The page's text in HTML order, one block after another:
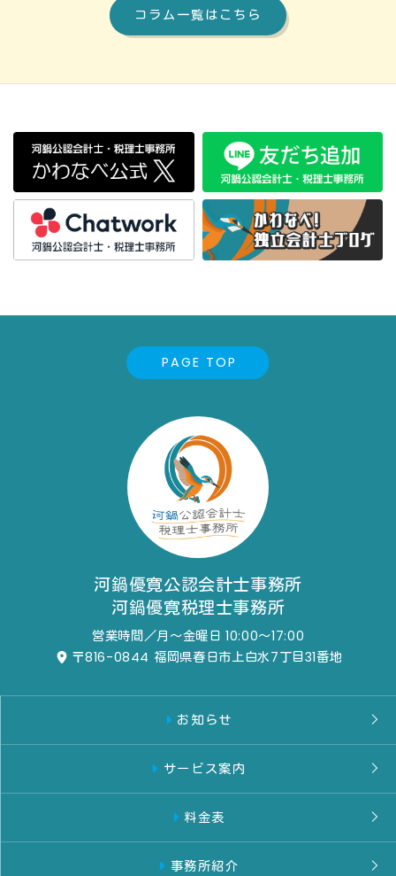
コラム一覧はこちら
PAGE TOP
河鍋優寛公認会計士事務所
河鍋優寛税理士事務所
営業時間／月～金曜日 10:00～17:00
〒816-0844 福岡県春日市上白水7丁目31番地
お知らせ
サービス案内
料金表
事務所紹介